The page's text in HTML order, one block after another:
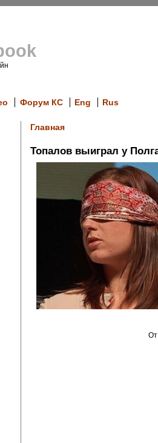
Форум КС Eng Rus
Главная
Топалов выиграл у
От